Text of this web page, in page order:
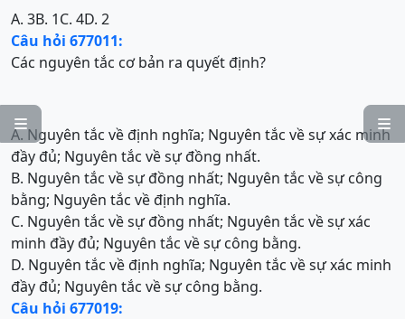


A. 3B. 1C. 4D. 2
Câu hỏi 677011:
Các nguyên tắc cơ bản ra quyết định?
A. Nguyên tắc về định nghĩa; Nguyên tắc về sự xác minh
đầy đủ; Nguyên tắc về sự đồng nhất.
B. Nguyên tắc về sự đồng nhất; Nguyên tắc về sự công
bằng; Nguyên tắc về định nghĩa.
C. Nguyên tắc về sự đồng nhất; Nguyên tắc về sự xác
minh đầy đủ; Nguyên tắc về sự công bằng.
D. Nguyên tắc về định nghĩa; Nguyên tắc về sự xác minh
đầy đủ; Nguyên tắc về sự công bằng.
Câu hỏi 677019: